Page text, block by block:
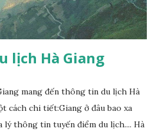
lịch Hà Giang
mang đến thông tin du lịch Hà
cách chi tiết:Giang ở đâu bao xa
lý thông tin tuyến điểm du lịch.... Hà